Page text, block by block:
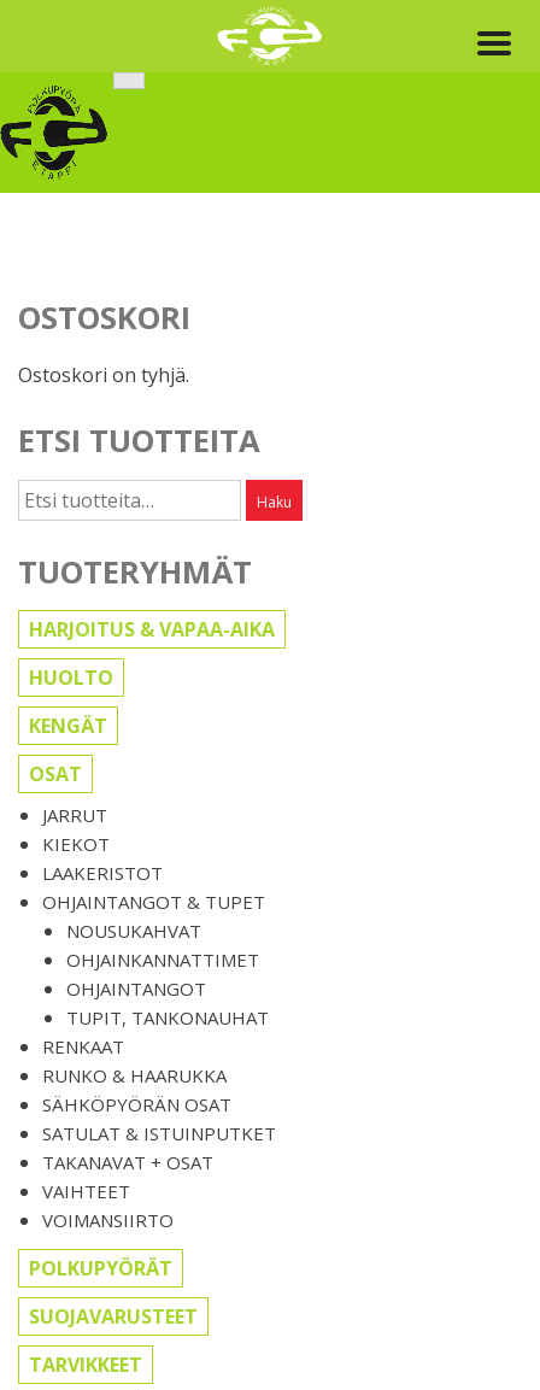
content
OSTOSKORI
Ostoskori on tyhjä.
ETSI TUOTTEITA
Etsi: Haku
TUOTERYHMÄT
HARJOITUS & VAPAA-AIKA
HUOLTO
KENGÄT
OSAT
JARRUT
KIEKOT
LAAKERISTOT
OHJAINTANGOT & TUPET
NOUSUKAHVAT
OHJAINKANNATTIMET
OHJAINTANGOT
TUPIT, TANKONAUHAT
RENKAAT
RUNKO & HAARUKKA
SÄHKÖPYÖRÄN OSAT
SATULAT & ISTUINPUTKET
TAKANAVAT + OSAT
VAIHTEET
VOIMANSIIRTO
POLKUPYÖRÄT
SUOJAVARUSTEET
TARVIKKEET